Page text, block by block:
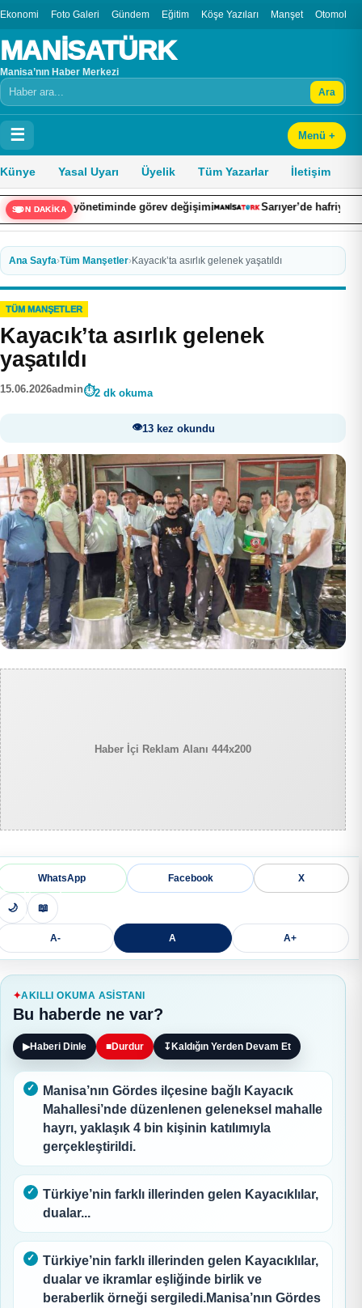
Ekonomi Foto Galeri Gündem Eğitim Köşe Yazıları Manşet Otomobil
MANİSATÜRK
Manisa’nın Haber Merkezi
Arama Ara
☰ Menü +
Künye Yasal Uyarı Üyelik Tüm Yazarlar İletişim
SON DAKİKA
yönetiminde görev değişimi Sarıyer’de hafriyat kamyonu
Ana Sayfa›Tüm Manşetler›Kayacık’ta asırlık gelenek yaşatıldı
TÜM MANŞETLER
Kayacık’ta asırlık gelenek
yaşatıldı
15.06.2026admin 2 dk okuma
13 kez okundu
Haber İçi Reklam Alanı 444x200
WhatsApp Facebook X
🌙 📖
A- A A+
AKILLI OKUMA ASISTANI
Bu haberde ne var?
▶Haberi Dinle ■Durdur ↧Kaldığın Yerden Devam Et
Manisa’nın Gördes ilçesine bağlı Kayacık
Mahallesi’nde düzenlenen geleneksel mahalle
hayrı, yaklaşık 4 bin kişinin katılımıyla
gerçekleştirildi.
Türkiye’nin farklı illerinden gelen Kayacıklılar,
dualar...
Türkiye’nin farklı illerinden gelen Kayacıklılar,
dualar ve ikramlar eşliğinde birlik ve
beraberlik örneği sergiledi.Manisa’nın Gördes